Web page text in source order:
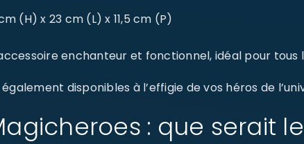
(H) x 23 cm (L) x 11,5 cm (P)
enchanteur et fonctionnel, idéal pour tous
disponibles à l’effigie de vos héros de
: que serait